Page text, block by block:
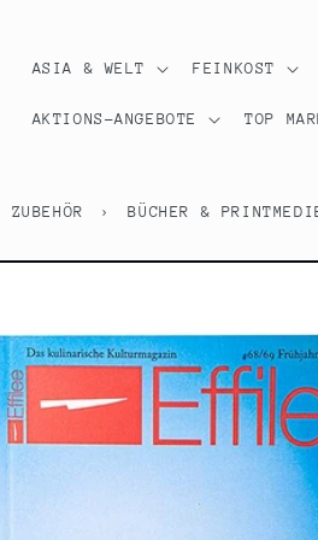
ASIA & WELT FEINKOST
AKTIONS-ANGEBOTE TOP
ZUBEHÖR › BÜCHER &